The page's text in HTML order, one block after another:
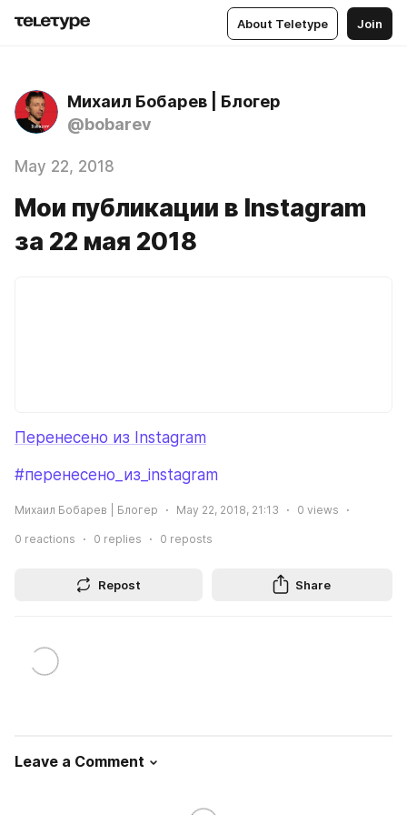
About Teletype Join
Михаил Бобарев | Блогер
@bobarev
May 22, 2018
Мои публикации в Instagram
за 22 мая 2018
Перенесено из Instagram
#перенесено_из_instagram
Михаил Бобарев | Блогер May 22, 2018, 21:13 0 views
0 reactions 0 replies 0 reposts
Repost Share
Leave a Comment